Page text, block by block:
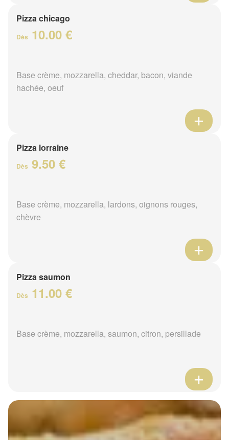
Pizza chicago
Dès 10.00 €
Base crème, mozzarella, cheddar, bacon, viande
hachée, oeuf
Pizza lorraine
Dès 9.50 €
Base crème, mozzarella, lardons, oignons rouges,
chèvre
Pizza saumon
Dès 11.00 €
Base crème, mozzarella, saumon, citron, persillade